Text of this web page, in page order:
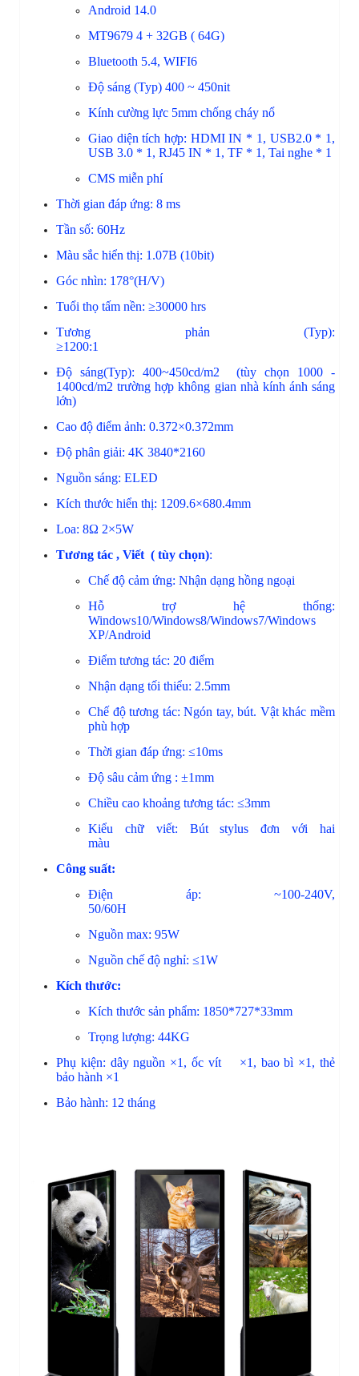
Android 14.0
MT9679 4 + 32GB ( 64G)
Bluetooth 5.4, WIFI6
Độ sáng (Typ) 400 ~ 450nit
Kính cường lực 5mm chống cháy nổ
Giao diện tích hợp: HDMI IN * 1, USB2.0 * 1,
USB 3.0 * 1, RJ45 IN * 1, TF * 1, Tai nghe * 1
CMS miễn phí
Thời gian đáp ứng: 8 ms
Tần số: 60Hz
Màu sắc hiển thị: 1.07B (10bit)
Góc nhìn: 178°(H/V)
Tuổi thọ tấm nền: ≥30000 hrs
Tương phản (Typ):
≥1200:1
Độ sáng(Typ): 400~450cd/m2 (tùy chọn 1000 -
1400cd/m2 trường hợp không gian nhà kính ánh sáng
lớn)
Cao độ điểm ảnh: 0.372×0.372mm
Độ phân giải: 4K 3840*2160
Nguồn sáng: ELED
Kích thước hiển thị: 1209.6×680.4mm
Loa: 8Ω 2×5W
Tương tác , Viết ( tùy chọn):
Chế độ cảm ứng: Nhận dạng hồng ngoại
Hỗ trợ hệ thống:
Windows10/Windows8/Windows7/Windows
XP/Android
Điểm tương tác: 20 điểm
Nhận dạng tối thiểu: 2.5mm
Chế độ tương tác: Ngón tay, bút. Vật khác mềm
phù hợp
Thời gian đáp ứng: ≤10ms
Độ sâu cảm ứng : ±1mm
Chiều cao khoảng tương tác: ≤3mm
Kiểu chữ viết: Bút stylus đơn với hai
màu
Công suất:
Điện áp: ~100-240V,
50/60H
Nguồn max: 95W
Nguồn chế độ nghỉ: ≤1W
Kích thước:
Kích thước sản phẩm: 1850*727*33mm
Trọng lượng: 44KG
Phụ kiện: dây nguồn ×1, ốc vít ×1, bao bì ×1, thẻ
bảo hành ×1
Bảo hành: 12 tháng